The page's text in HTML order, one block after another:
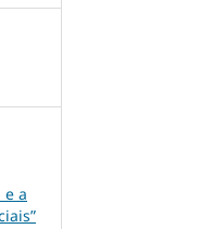
e a